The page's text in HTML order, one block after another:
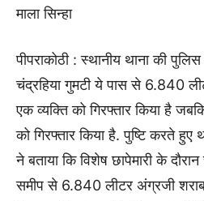
माला सिन्हा
पीपराकोठी : स्थानीय थाना की
चंद्रहिया गुमटी ये पास से 6.840
एक व्यक्ति को गिरफ्तार किया है
को गिरफ्तार किया है. पुष्टि करते हुए
ने बताया कि विशेष छापेमारी के
समीप से 6.840 लीटर अंग्रजी